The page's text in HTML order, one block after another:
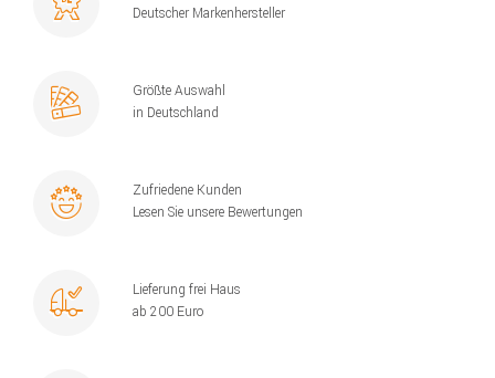
Deutscher Markenhersteller
Größte Auswahl
in Deutschland
Zufriedene Kunden
Lesen Sie unsere Bewertungen
Lieferung frei Haus
ab 200 Euro